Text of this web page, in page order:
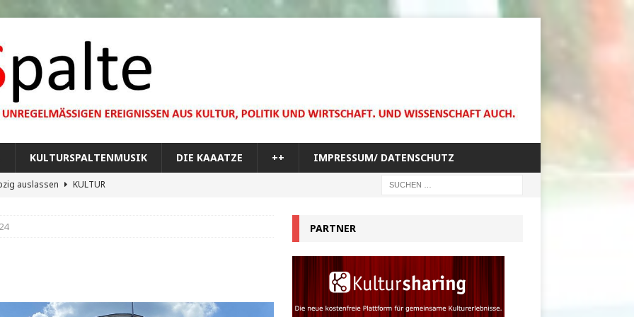
KULTURSPALTENMUSIK DIE KAAATZE ++ IMPRESSUM/ DATENSCHUTZ
auslassen
KULTUR
der menschlichen Dummheit PARTNER